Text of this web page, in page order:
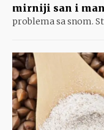
mirniji san i
problema sa snom.